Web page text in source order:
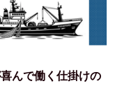
んで働く仕掛けの